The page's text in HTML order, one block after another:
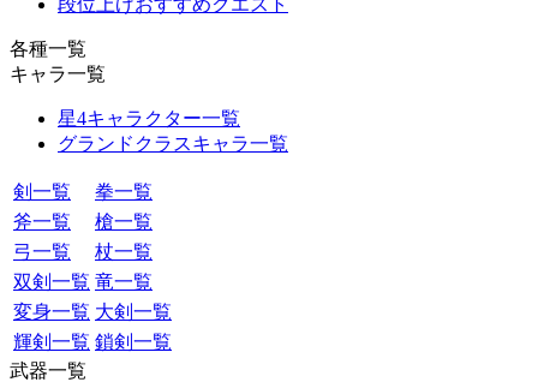
段位上げおすすめクエスト
各種一覧
キャラ一覧
星4キャラクター一覧
グランドクラスキャラ一覧
剣一覧
拳一覧
斧一覧
槍一覧
弓一覧
杖一覧
双剣一覧 竜一覧
変身一覧 大剣一覧
輝剣一覧 鎖剣一覧
武器一覧